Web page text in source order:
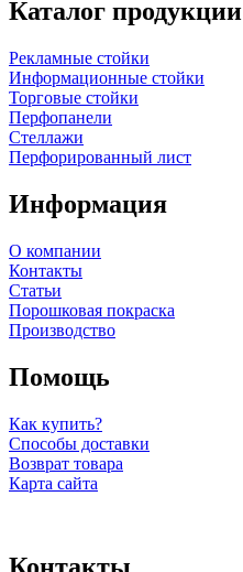
Каталог продукции
Рекламные стойки
Информационные стойки
Торговые стойки
Перфопанели
Стеллажи
Перфорированный лист
Информация
О компании
Контакты
Статьи
Порошковая покраска
Производство
Помощь
Как купить?
Способы доставки
Возврат товара
Карта сайта